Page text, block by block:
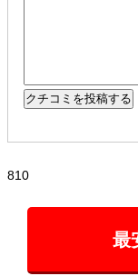
810
最